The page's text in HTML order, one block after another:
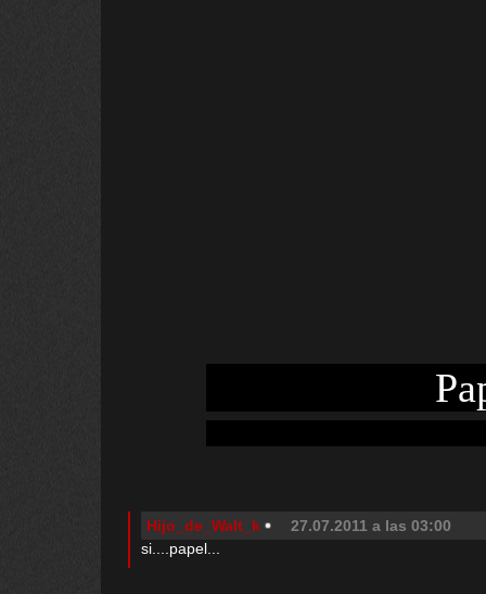
Hijo_de_Walt_k
27.07.2011 a las 03:00
si....papel...